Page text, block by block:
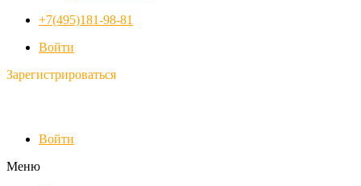
+7(495)181-98-81
Войти
Зарегистрироваться
Войти
Меню